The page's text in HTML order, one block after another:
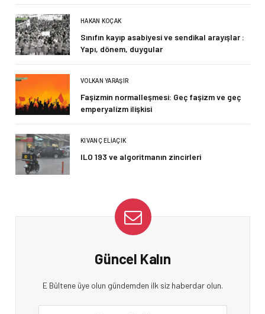
HAKAN KOÇAK
Sınıfın kayıp asabiyesi ve sendikal arayışlar :
Yapı, dönem, duygular
VOLKAN YARAŞIR
Faşizmin normalleşmesi: Geç faşizm ve geç
emperyalizm ilişkisi
KIVANÇ ELIAÇIK
ILO 193 ve algoritmanın zincirleri
Güncel Kalın
E Bültene üye olun gündemden ilk siz haberdar olun.